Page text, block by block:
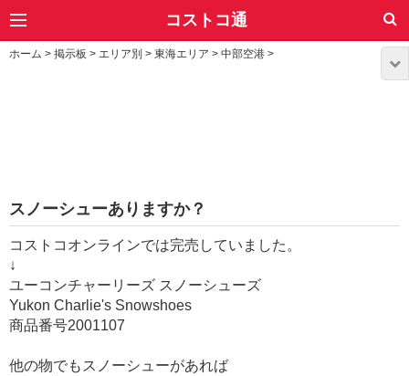
コストコ通
ホーム > 掲示板 > エリア別 > 東海エリア > 中部空港 >
スノーシューありますか？
コストコオンラインでは完売していました。
↓
ユーコンチャーリーズ スノーシューズ
Yukon Charlie's Snowshoes
商品番号2001107
他の物でもスノーシューがあれば